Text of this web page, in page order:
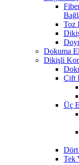
Toz
Dokuma
Dikişli
Çift
Üç
Dört
Tek